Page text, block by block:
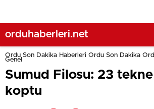
orduhaberleri.net
Ordu Son Dakika Haberleri Ordu Son Dakika
Genel
Sumud Filosu: 23
koptu